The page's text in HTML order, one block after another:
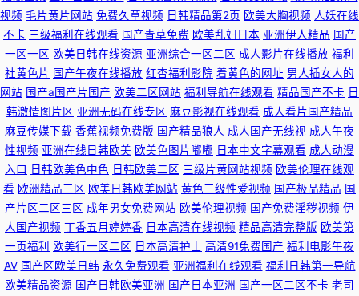
视频 毛片黄片网站 免费久草视频 日韩精品第2页 欧美大胸视频 人妖在线
不卡 三级福利在线观看 国产青草免费 欧美乱妇日本 亚洲伊人精品 国产
一区一区 欧美日韩在线资源 亚洲综合一区二区 成人影片在线播放 福利
社黄色片 国产午夜在线播放 红杏福利影院 着黄色的网址 男人插女人的
网站 国产a国产片国产 欧美二区网站 福利导航在线观看 精品国产不卡 日
韩激情图片区 亚洲无码在线专区 麻豆影视在线观看 成人看片国产精品
麻豆传媒下载 香蕉视频免费版 国产精品狼人 成人国产无线视 成人午夜
性视频 亚洲在线日韩欧美 欧美色图片嘟嘟 日本中文字幕观看 成人动漫
入口 日韩欧美色中色 日韩欧美二区 三级片黄网站视频 欧美伦理在线观
看 欧洲精品三区 欧美日韩欧美网站 黄色三级性爱视频 国产极品精品 国
产片区二区三区 成年男女免费网站 欧美伦理视频 国产免费淫秽视频 伊
人国产视频 丁香五月婷婷香 日本高清在线视频 精品高清完整版 欧美第
一页福利 欧美行一区二区 日本高清护士 高清91免费国产 福利电影午夜
AV 国产区欧美日韩 永久免费观看 亚洲福利在线观看 福利日韩第一导航
欧美精品资源 国产日韩欧美亚洲 国产日本亚洲 国产一区二区不卡 老司